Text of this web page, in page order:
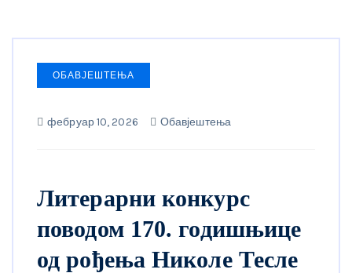
ОБАВЈЕШТЕЊА
фебруар 10, 2026 Обавјештења
Литерарни конкурс
поводом 170. годишњице
од рођења Николе Тесле